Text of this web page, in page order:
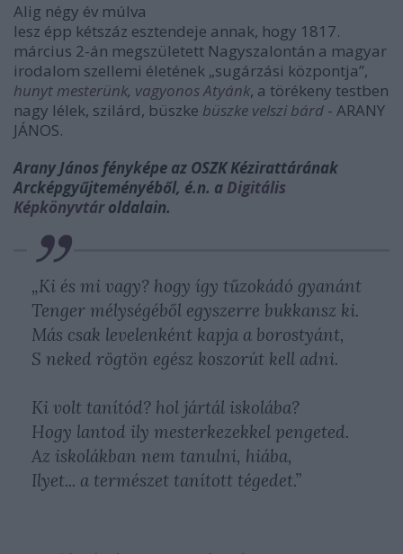
Alig négy év múlva
lesz épp kétszáz esztendeje annak, hogy 1817.
március 2-án megszületett Nagyszalontán a magyar
irodalom szellemi életének „sugárzási központja”,
hunyt mesterünk, vagyonos Atyánk, a törékeny testben
nagy lélek, szilárd, büszke büszke velszi bárd - ARANY
JÁNOS.
Arany János fényképe az OSZK Kézirattárának
Arcképgyűjteményéből, é.n. a Digitális
Képkönyvtároldalain.
„Ki és mi vagy? hogy így tűzokádó gyanánt
Tenger mélységéből egyszerre bukkansz ki.
Más csak levelenként kapja a borostyánt,
S neked rögtön egész koszorút kell adni.
Ki volt tanítód? hol jártál iskolába?
Hogy lantod ily mesterkezekkel pengeted.
Az iskolákban nem tanulni, hiába,
Ilyet... a természet tanított tégedet.”